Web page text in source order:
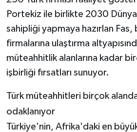
Portekiz ile birlikte 2030 Dünya
sahipliği yapmaya hazırlan Fas,
firmalarına ulaştırma
müteahhitlik alanlarına kadar
işbirliği fırsatları sunuyor.
Türk müteahhitleri birçok
odaklanıyor
Türkiye'nin, Afrika'daki en